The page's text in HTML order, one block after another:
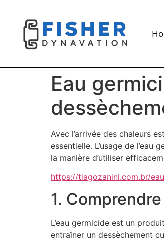
Eau
Avec l’arrivée des chaleurs
essentielle. L’usage de
la manière d’utiliser
https://tiagozanini.com.br/
1.
L’eau germicide est un
entraîner un dessèchement